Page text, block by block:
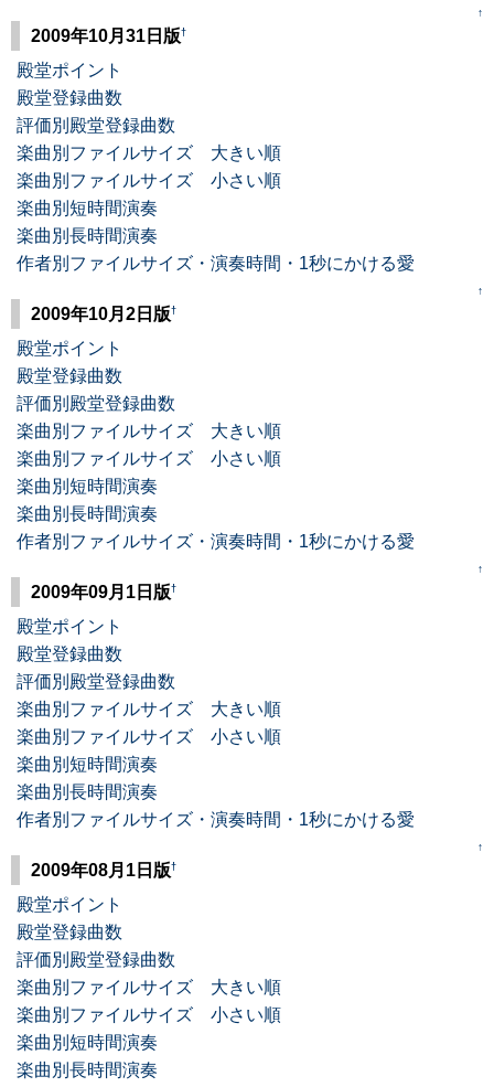
↑
2009年10月31日版†
殿堂ポイント
殿堂登録曲数
評価別殿堂登録曲数
楽曲別ファイルサイズ 大きい順
楽曲別ファイルサイズ 小さい順
楽曲別短時間演奏
楽曲別長時間演奏
作者別ファイルサイズ・演奏時間・1秒にかける愛
↑
2009年10月2日版†
殿堂ポイント
殿堂登録曲数
評価別殿堂登録曲数
楽曲別ファイルサイズ 大きい順
楽曲別ファイルサイズ 小さい順
楽曲別短時間演奏
楽曲別長時間演奏
作者別ファイルサイズ・演奏時間・1秒にかける愛
↑
2009年09月1日版†
殿堂ポイント
殿堂登録曲数
評価別殿堂登録曲数
楽曲別ファイルサイズ 大きい順
楽曲別ファイルサイズ 小さい順
楽曲別短時間演奏
楽曲別長時間演奏
作者別ファイルサイズ・演奏時間・1秒にかける愛
↑
2009年08月1日版†
殿堂ポイント
殿堂登録曲数
評価別殿堂登録曲数
楽曲別ファイルサイズ 大きい順
楽曲別ファイルサイズ 小さい順
楽曲別短時間演奏
楽曲別長時間演奏